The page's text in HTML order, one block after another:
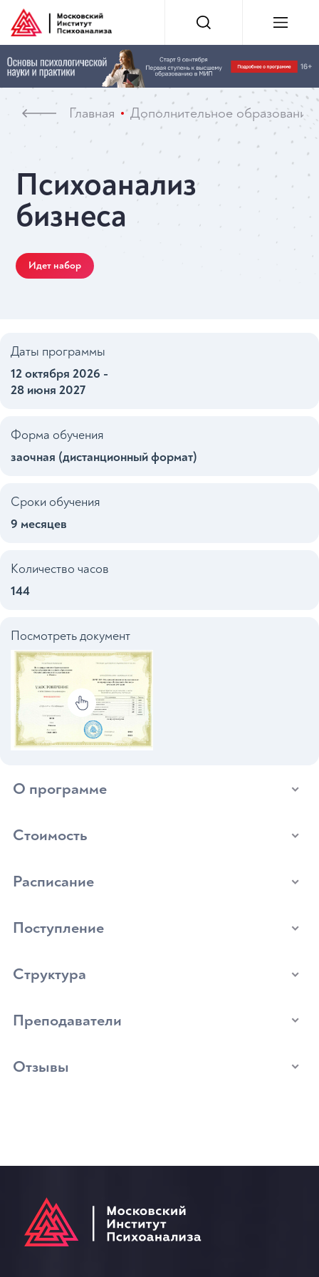
Главная Дополнительное образование
Психоанализ
бизнеса
Идет набор
Даты программы
12 октября 2026 -
28 июня 2027
Форма обучения
заочная (дистанционный формат)
Сроки обучения
9 месяцев
Количество часов
144
Посмотреть документ
О программе
Стоимость
Расписание
Поступление
Структура
Преподаватели
Отзывы